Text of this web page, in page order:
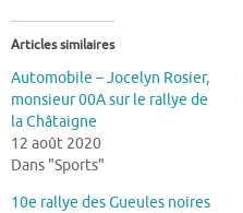
Articles similaires
Automobile – Jocelyn Rosier,
monsieur 00A sur le rallye de
la Châtaigne
12 août 2020
Dans "Sports"
10e rallye des Gueules noires